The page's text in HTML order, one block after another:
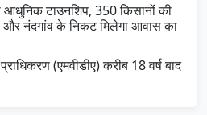
आधुनिक टाउनशिप, 350 किसानों की
और नंदगांव के निकट मिलेगा आवास का
(एमवीडीए) करीब 18 वर्ष बाद